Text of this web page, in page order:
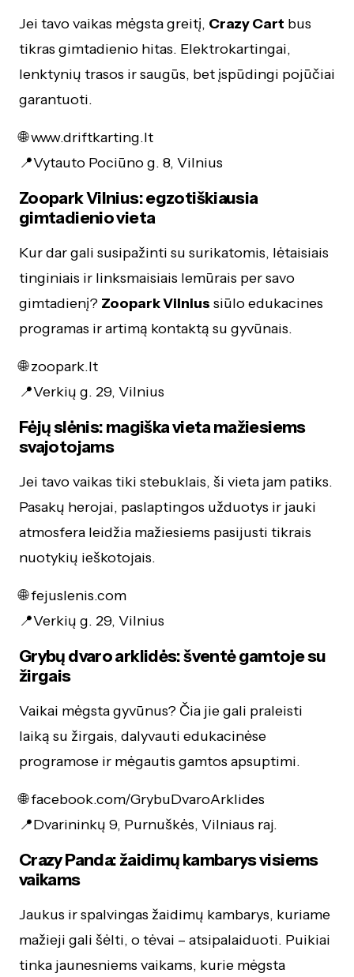
Jei tavo vaikas mėgsta greitį, Crazy Cart bus
tikras gimtadienio hitas. Elektrokartingai,
lenktynių trasos ir saugūs, bet įspūdingi pojūčiai
garantuoti.
🌐 www.driftkarting.lt
📍Vytauto Pociūno g. 8, Vilnius
Zoopark Vilnius: egzotiškiausia
gimtadienio vieta
Kur dar gali susipažinti su surikatomis, lėtaisiais
tinginiais ir linksmaisiais lemūrais per savo
gimtadienį? Zoopark Vilnius siūlo edukacines
programas ir artimą kontaktą su gyvūnais.
🌐 zoopark.lt
📍Verkių g. 29, Vilnius
Fėjų slėnis: magiška vieta mažiesiems
svajotojams
Jei tavo vaikas tiki stebuklais, ši vieta jam patiks.
Pasakų herojai, paslaptingos užduotys ir jauki
atmosfera leidžia mažiesiems pasijusti tikrais
nuotykių ieškotojais.
🌐 fejuslenis.com
📍Verkių g. 29, Vilnius
Grybų dvaro arklidės: šventė gamtoje su
žirgais
Vaikai mėgsta gyvūnus? Čia jie gali praleisti
laiką su žirgais, dalyvauti edukacinėse
programose ir mėgautis gamtos apsuptimi.
🌐 facebook.com/GrybuDvaroArklides
📍Dvarininkų 9, Purnuškės, Vilniaus raj.
Crazy Panda: žaidimų kambarys visiems
vaikams
Jaukus ir spalvingas žaidimų kambarys, kuriame
mažieji gali šėlti, o tėvai – atsipalaiduoti. Puikiai
tinka jaunesniems vaikams, kurie mėgsta